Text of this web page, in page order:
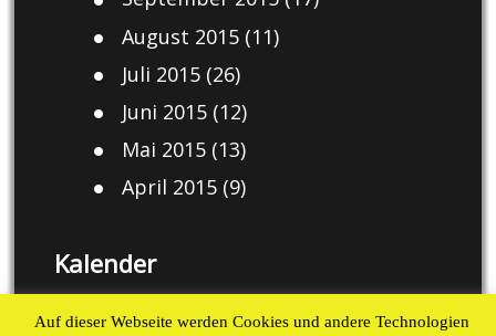
August 2015(11)
Juli 2015(26)
Juni 2015(12)
Mai 2015(13)
April 2015(9)
Kalender
Auf dieser Webseite werden Cookies und andere Technologien